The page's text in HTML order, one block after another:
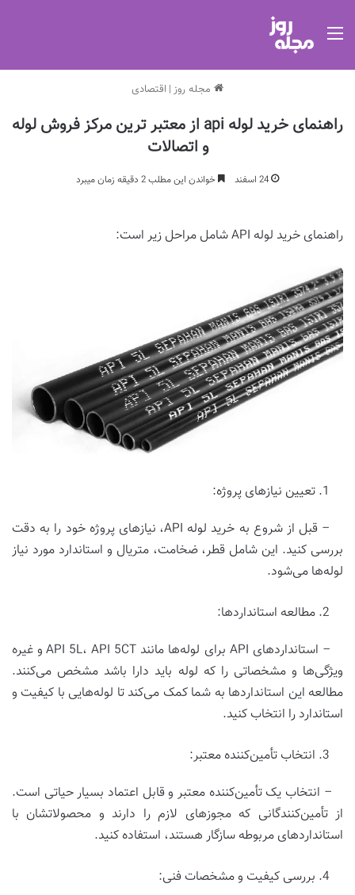
مجله روز | اقتصادی
راهنمای خرید لوله api از معتبر ترین مرکز فروش لوله
و اتصالات
24 اسفند خواندن این مطلب 2 دقیقه زمان میبرد
راهنمای خرید لوله API شامل مراحل زیر است:
تعیین نیازهای پروژه:
– قبل از شروع به خرید لوله API، نیازهای پروژه خود را به دقت
بررسی کنید. این شامل قطر، ضخامت، متریال و استاندارد مورد نیاز
لوله‌ها می‌شود.
مطالعه استانداردها:
– استانداردهای API برای لوله‌ها مانند API 5L، API 5CT و غیره
ویژگی‌ها و مشخصاتی را که لوله باید دارا باشد مشخص می‌کنند.
مطالعه این استانداردها به شما کمک می‌کند تا لوله‌هایی با کیفیت و
استاندارد را انتخاب کنید.
انتخاب تأمین‌کننده معتبر:
– انتخاب یک تأمین‌کننده معتبر و قابل اعتماد بسیار حیاتی است.
از تأمین‌کنندگانی که مجوزهای لازم را دارند و محصولاتشان با
استانداردهای مربوطه سازگار هستند، استفاده کنید.
بررسی کیفیت و مشخصات فنی: